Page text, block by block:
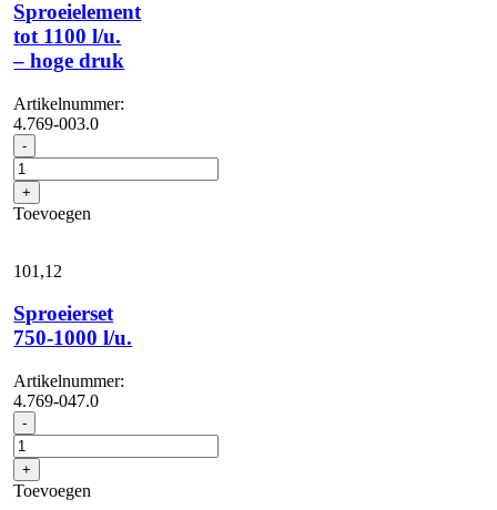
Sproeielement
tot 1100 l/u.
– hoge druk
Artikelnummer:
4.769-003.0
- Sproeielement
tot
1100
l/u.
-
druk
aantal
+
Toevoegen
101,12
Sproeierset
750-1000 l/u.
Artikelnummer:
4.769-047.0
- Sproeierset
750-
1000
l/u.
aantal
+
Toevoegen